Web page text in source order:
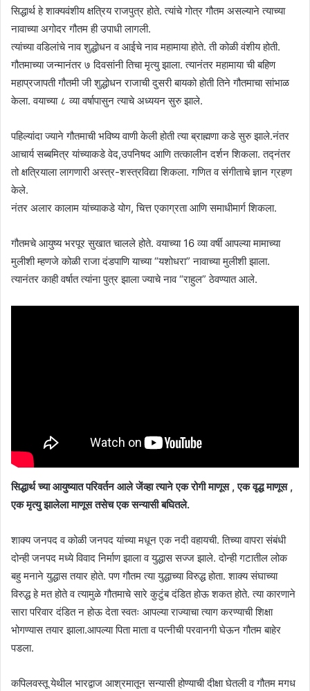
सिद्धार्थ हे शाक्यवंशीय क्षत्रिय राजपुत्र होते. त्यांचे गोत्र गौतम असल्याने त्याच्या
नावाच्या अगोदर गौतम ही उपाधी लागली.
त्यांच्या वडिलांचे नाव शुद्धोधन व आईचे नाव महामाया होते. ती कोळी वंशीय होती.
गौतमाच्या जन्मानंतर ७ दिवसांनी तिचा मृत्यु झाला. त्यानंतर महामाया ची बहिण
महाप्रजापती गौतमी जी शुद्धोधन राजाची दुसरी बायको होती तिने गौतमाचा सांभाळ
केला. वयाच्या ८ व्या वर्षापासुन त्याचे अध्ययन सुरु झाले.
पहिल्यांदा ज्याने गौतमाची भविष्य वाणी केली होती त्या ब्राह्मणा कडे सुरु झाले.नंतर
आचार्य सब्बमित्र यांच्याकडे वेद,उपनिषद आणि तत्कालीन दर्शन शिकला. तद्नंतर
तो क्षत्रियाला लागणारी अस्त्र-शस्त्रविद्या शिकला. गणित व संगीताचे ज्ञान ग्रहण
केले.
नंतर अलार कालाम यांच्याकडे योग, चित्त एकाग्रता आणि समाधीमार्ग शिकला.
गौतमचे आयुष्य भरपूर सुखात चालले होते. वयाच्या 16 व्या वर्षी आपल्या मामाच्या
मुलीशी म्हणजे कोळी राजा दंडपाणि याच्या “यशोधरा” नावाच्या मुलीशी झाला.
त्यानंतर काही वर्षात त्यांना पुत्र झाला ज्याचे नाव “राहुल” ठेवण्यात आले.
सिद्धार्थ च्या आयुष्यात परिवर्तन आले जेंव्हा त्याने एक रोगी माणूस , एक वृद्ध माणूस ,
एक मृत्यु झालेला माणूस तसेच एक सन्यासी बघितले.
शाक्य जनपद व कोळी जनपद यांच्या मधून एक नदी वहायची. तिच्या वापरा संबंधी
दोन्ही जनपद मध्ये विवाद निर्माण झाला व युद्धास सज्ज झाले. दोन्ही गटातील लोक
बहु मनाने युद्धास तयार होते. पण गौतम त्या युद्धाच्या विरुद्ध होता. शाक्य संघाच्या
विरुद्ध हे मत होते व त्यामुळे गौतमाचे सारे कुटुंब दंडित होऊ शकत होते. त्या कारणाने
सारा परिवार दंडित न होऊ देता स्वतः आपल्या राज्याचा त्याग करण्याची शिक्षा
भोगण्यास तयार झाला.आपल्या पिता माता व पत्नीची परवानगी घेऊन गौतम बाहेर
पडला.
कपिलवस्तू येथील भारद्वाज आश्रमातून सन्यासी होण्याची दीक्षा घेतली व गौतम मगध